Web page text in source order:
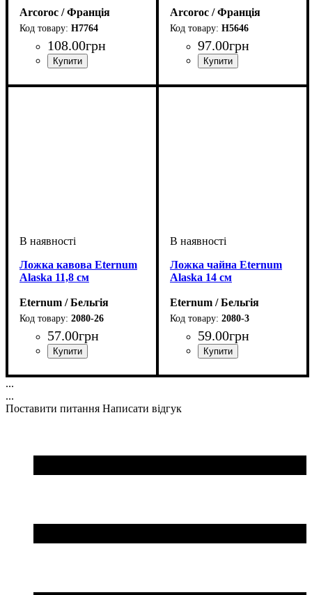
Arcoroc / Франція
H7764
108.00грн
Arcoroc / Франція
H5646
97.00грн
Ложка кавова Eternum
Alaska 11,8 см
Eternum / Бельгія
2080-26
57.00грн
Ложка чайна Eternum
Alaska 14 см
Eternum / Бельгія
2080-3
59.00грн
...
...
Поставити питання Написати відгук